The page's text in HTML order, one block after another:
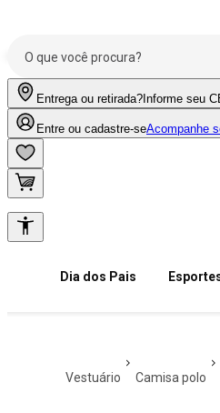
Entrega ou retirada? Informe seu
Entre ou cadastre-seAcompanhe
Dia dos Pais
vestuário camisa polo